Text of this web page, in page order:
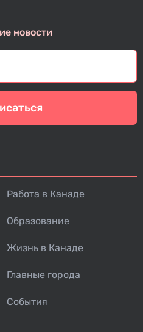
новости
Работа в Канаде
Образование
Жизнь в Канаде
Главные города
События